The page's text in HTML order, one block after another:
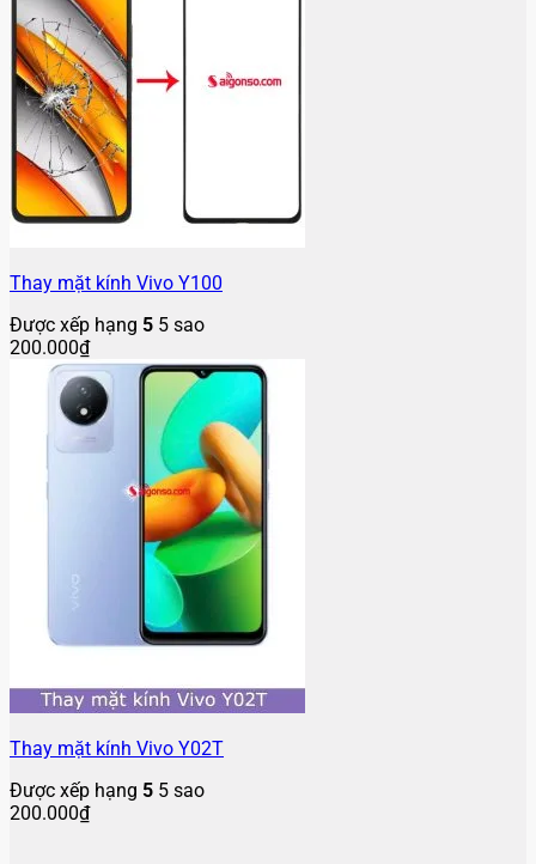
Được xếp hạng55 sao
200.000₫
VỀ CHÚNG TÔI
CÔNG TY TNHH CÔNG NGHỆ SÀI GÒN
SỐ
: 578 Đường 3/2 , P14 , Quận 10
Điện thoại
0941.33.44.55
0941.33.44.55
Website: https://saigonso.com
HỆ THỐNG CỬA HÀNG
CN1 578 Đường 3/2, P. Diên Hồng, TP.HCM
0941.33.44.55